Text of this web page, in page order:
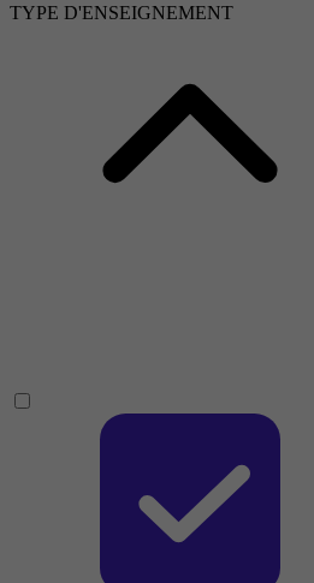
TYPE D'ENSEIGNEMENT